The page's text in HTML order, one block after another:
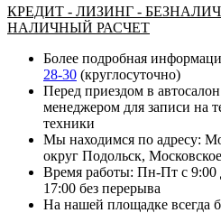
КРЕДИТ - ЛИЗИНГ -
НАЛИЧНЫЙ РАСЧЕТ
Более подробная
28-30 (круглосуточно)
Перед приездом в
менеджером для записи на
техники
Мы находимся по адресу:
округ Подольск,
Время работы: Пн-Пт с 9:00
17:00 без перерыва
На нашей площадке всегда